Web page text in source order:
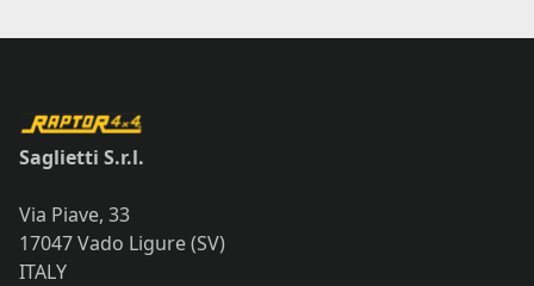
Saglietti S.r.l.
Via Piave, 33
17047 Vado Ligure (SV)
ITALY